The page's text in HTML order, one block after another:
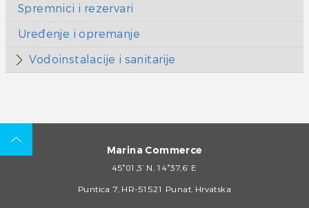
Spremnici i rezervari
Uređenje i opremanje
Vodoinstalacije i sanitarije
Marina Commerce
45°01,3’ N, 14°37,6’ E
Puntica 7, HR-51521 Punat, Hrvatska